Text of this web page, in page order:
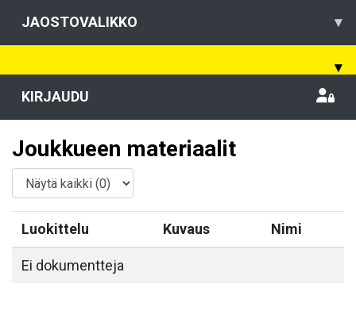
JAOSTOVALIKKO ▾
▾
KIRJAUDU
Joukkueen materiaalit
Luokittelu Kuvaus Nimi
Ei dokumentteja